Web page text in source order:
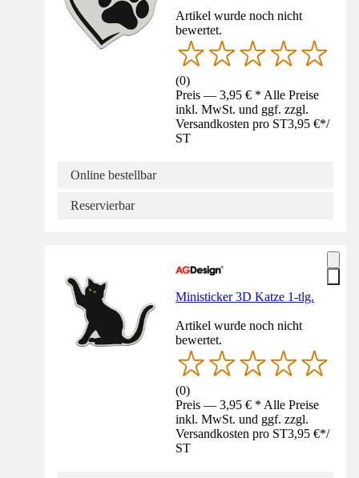
Artikel wurde noch nicht
bewertet.
(0)
Preis — 3,95 € * Alle Preise
inkl. MwSt. und ggf. zzgl.
Versandkosten pro ST3,95 €*/
ST
Online bestellbar
Reservierbar
Ministicker 3D Katze 1-tlg.
Artikel wurde noch nicht
bewertet.
(0)
Preis — 3,95 € * Alle Preise
inkl. MwSt. und ggf. zzgl.
Versandkosten pro ST3,95 €*/
ST